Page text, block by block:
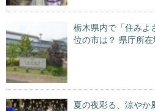
栃木県内で「住みよ
位の市は？ 県庁所
夏の夜彩る、涼や